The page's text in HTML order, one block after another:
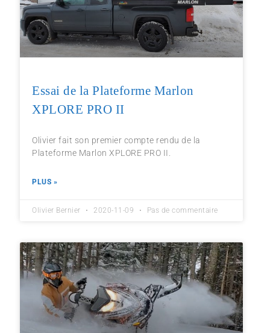
Essai de la Plateforme Marlon
XPLORE PRO II
Olivier fait son premier compte rendu de la
Plateforme Marlon XPLORE PRO II.
PLUS »
Olivier Bernier 2020-11-09 Pas de commentaire